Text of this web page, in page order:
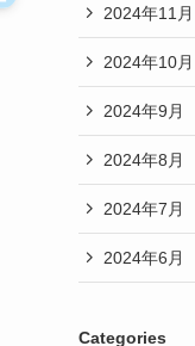
2024年11月
2024年10月
2024年9月
2024年8月
2024年7月
2024年6月
Categories